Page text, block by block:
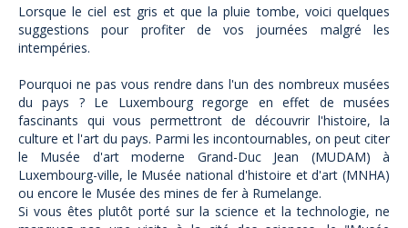
Lorsque le ciel est gris et que la pluie tombe, voici quelques
suggestions pour profiter de vos journées malgré les
intempéries.
Pourquoi ne pas vous rendre dans l'un des nombreux musées
du pays ? Le Luxembourg regorge en effet de musées
fascinants qui vous permettront de découvrir l'histoire, la
culture et l'art du pays. Parmi les incontournables, on peut citer
le Musée d'art moderne Grand-Duc Jean (MUDAM) à
Luxembourg-ville, le Musée national d'histoire et d'art (MNHA)
ou encore le Musée des mines de fer à Rumelange.
Si vous êtes plutôt porté sur la science et la technologie, ne